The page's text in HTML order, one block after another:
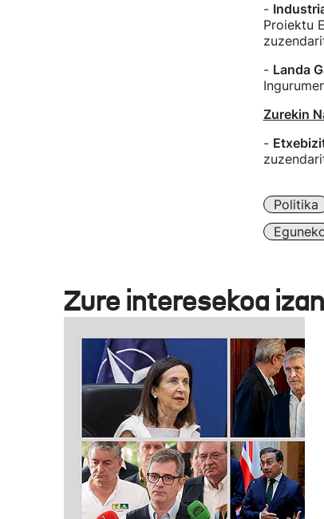
-
Proiektu
- Landa
Zurekin
-
Politika
Zure interesekoa